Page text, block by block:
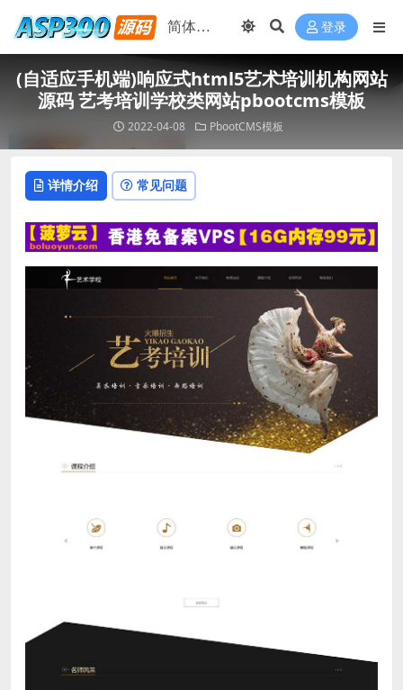
登录
(自适应手机端)响应式html5艺术培训机构网站
源码 艺考培训学校类网站pbootcms模板
2022-04-08 PbootCMS模板
详情介绍 常见问题